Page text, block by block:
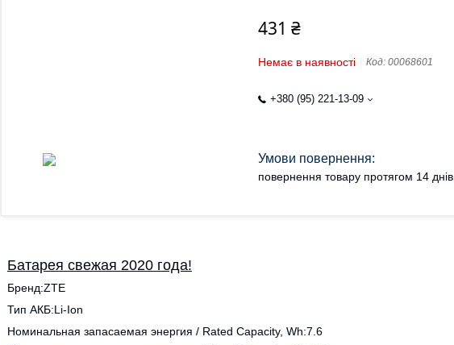
431 ₴
Немає в наявності Код: 00068601
+380 (95) 221-13-09
повернення товару протягом 14 днів
Батарея свежая 2020 года!
Бренд:ZTE
Тип АКБ:Li-Ion
Номинальная запасаемая энергия / Rated Capacity, Wh:7.6